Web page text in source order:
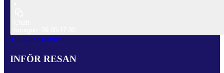
Till Kundservice
INFÖR RESAN